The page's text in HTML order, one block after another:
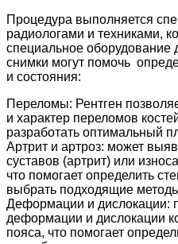
Процедура выполняется
радиологами и техниками,
специальное оборудование
снимки могут помочь
и состояния:
Переломы: Рентген
и характер переломов
разработать оптимальный
Артрит и артроз: может
суставов (артрит) или
что помогает определить
выбрать подходящие
Деформации и дислокации:
деформации и дислокации
пояса, что помогает